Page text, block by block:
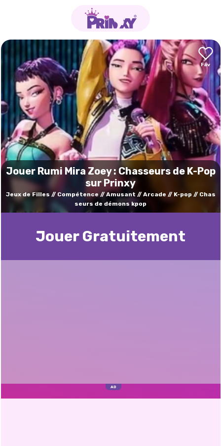
Jouer Rumi Mira Zoey : Chasseurs de K-Pop
sur Prinxy
Jeux de Filles Compétence Amusant Arcade K-pop
Chas
seurs de démons kpop
Jouer Gratuitement